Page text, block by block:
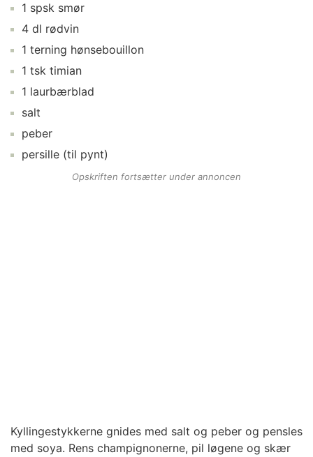
1 spsk smør
4 dl rødvin
1 terning hønsebouillon
1 tsk timian
1 laurbærblad
salt
peber
persille (til pynt)
Opskriften fortsætter under annoncen
Kyllingestykkerne gnides med salt og peber og pensles
med soya. Rens champignonerne, pil løgene og skær